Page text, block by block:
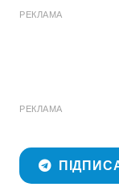
РЕКЛАМА
РЕКЛАМА